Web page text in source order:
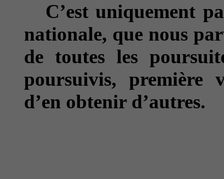
C’est uniquement
nationale, que nous
de toutes les
poursuivis, première
d’en obtenir d’autres.